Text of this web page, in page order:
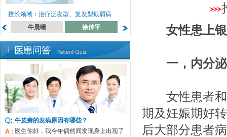
擅长领域：治疗泛发型、复发型银屑病
牛晨曦
徐传平 罗月来
牛皮癣的发病原因有哪些？
医生你好，我今年偶然间发现身上出现了
女性患上银
一，内分泌
女性患者和
期及妊娠期好
后大部分患者